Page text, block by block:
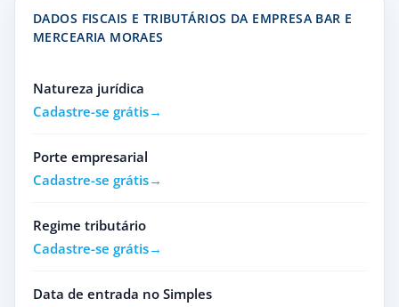
DADOS FISCAIS E TRIBUTÁRIOS DA EMPRESA BAR E
MERCEARIA MORAES
Natureza jurídica
Cadastre-se grátis
Porte empresarial
Cadastre-se grátis
Regime tributário
Cadastre-se grátis
Data de entrada no Simples